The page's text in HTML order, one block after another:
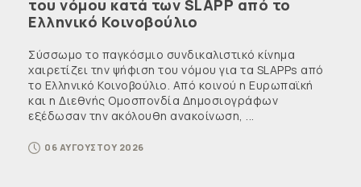
του νόμου κατά των SLAPP από το
Ελληνικό Κοινοβούλιο
Σύσσωμο το παγκόσμιο συνδικαλιστικό κίνημα
χαιρετίζει την ψήφιση του νόμου για τα SLAPPs από
το Ελληνικό Κοινοβούλιο. Από κοινού η Ευρωπαϊκή
και η Διεθνής Ομοσπονδία Δημοσιογράφων
εξέδωσαν την ακόλουθη ανακοίνωση, ...
06 ΑΥΓΟΥΣΤΟΥ 2026